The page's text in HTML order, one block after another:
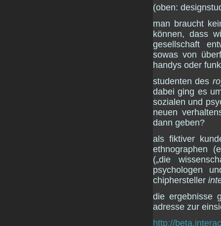
(oben:
man braucht
können, dass
gesellschaft
sowas von
handys oder
studenten des
dabei ging es
sozialen und
neuen
dann geben?
als fiktiver
ethnographen
(„die
psychologen
chiphersteller
die ergebnisse
adresse zur
http://